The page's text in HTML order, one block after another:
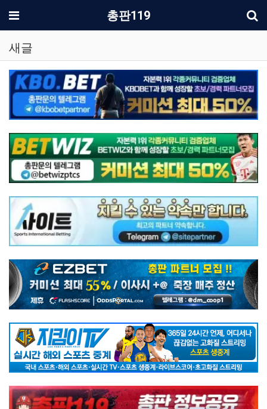
메뉴 총판119
새글